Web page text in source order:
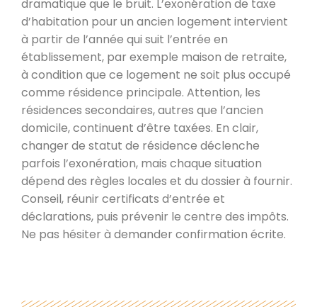
dramatique que le bruit. L’exonération de taxe
d’habitation pour un ancien logement intervient
à partir de l’année qui suit l’entrée en
établissement, par exemple maison de retraite,
à condition que ce logement ne soit plus occupé
comme résidence principale. Attention, les
résidences secondaires, autres que l’ancien
domicile, continuent d’être taxées. En clair,
changer de statut de résidence déclenche
parfois l’exonération, mais chaque situation
dépend des règles locales et du dossier à fournir.
Conseil, réunir certificats d’entrée et
déclarations, puis prévenir le centre des impôts.
Ne pas hésiter à demander confirmation écrite.